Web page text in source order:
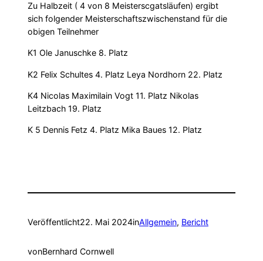
Zu Halbzeit ( 4 von 8 Meisterscgatsläufen) ergibt
sich folgender Meisterschaftszwischenstand für die
obigen Teilnehmer
K1 Ole Januschke 8. Platz
K2 Felix Schultes 4. Platz Leya Nordhorn 22. Platz
K4 Nicolas Maximilain Vogt 11. Platz Nikolas
Leitzbach 19. Platz
K 5 Dennis Fetz 4. Platz Mika Baues 12. Platz
Veröffentlicht22. Mai 2024inAllgemein, Bericht
vonBernhard Cornwell